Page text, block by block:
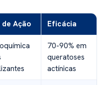
Ação Eficácia
70-90% em
queratoses
actínicas